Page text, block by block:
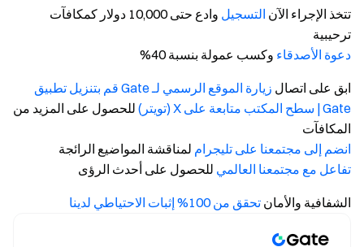
تتخذ الإجراء الآن التسجيل
وادع حتى 10,000 دولار كمكافآت
ترحيبية
دعوة الأصدقاء وكسب عمولة بنسبة 40%
ابق على اتصال زيارة الموقع الرسمي لـ Gate
قم بتنزيل تطبيق
Gate | سطح المكتب
متابعة على X (تويتر)
للحصول على المزيد من
المكافآت
انضم إلى مجتمعنا على تليجرام لمناقشة المواضيع الرائجة
تفاعل مع مجتمعنا العالمي للحصول على أحدث الرؤى
الشفافية والأمان تحقق من 100% إثبات الاحتياطي لدينا